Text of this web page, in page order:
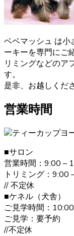
ヨークシャーテ
成としつけを行
からお買い求めい
ベドールでは、ヨ
験豊富なブリーダ
また、飼い主さん
す。ヨークシャー
店にご相談下さい
2021.1.19
特徴です。”動く
れが必要です。伸
い主の好みによっ
購入の際は、是非
2020.12.30
ヨークシャーテリ
ー」と言われます
ベベマッシュ は小
ーキーを専門にご
リミングなどのア
す。
是非、お越しくだ
営業時間
■サロン
営業時間：9:00 –
トリミング：9:00
// 不定休
■ケネル（犬舎）
ご見学時間：
ご見学：要予約
//不定休